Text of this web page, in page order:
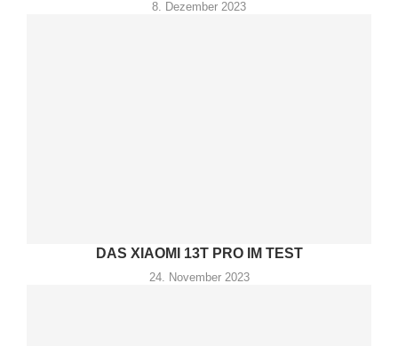
8. Dezember 2023
DAS XIAOMI 13T PRO IM TEST
24. November 2023